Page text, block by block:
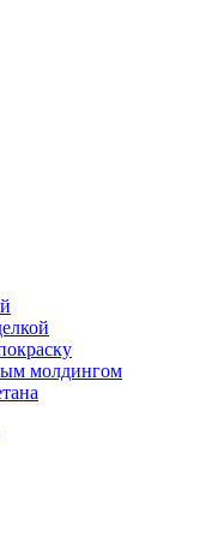
молдингом